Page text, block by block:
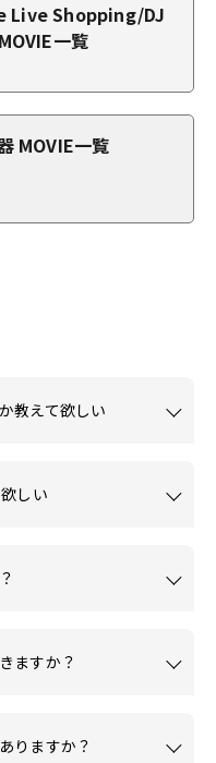
Live Shopping/DJ
一覧
MOVIE一覧
教えて欲しい
しい
ますか？
りますか？